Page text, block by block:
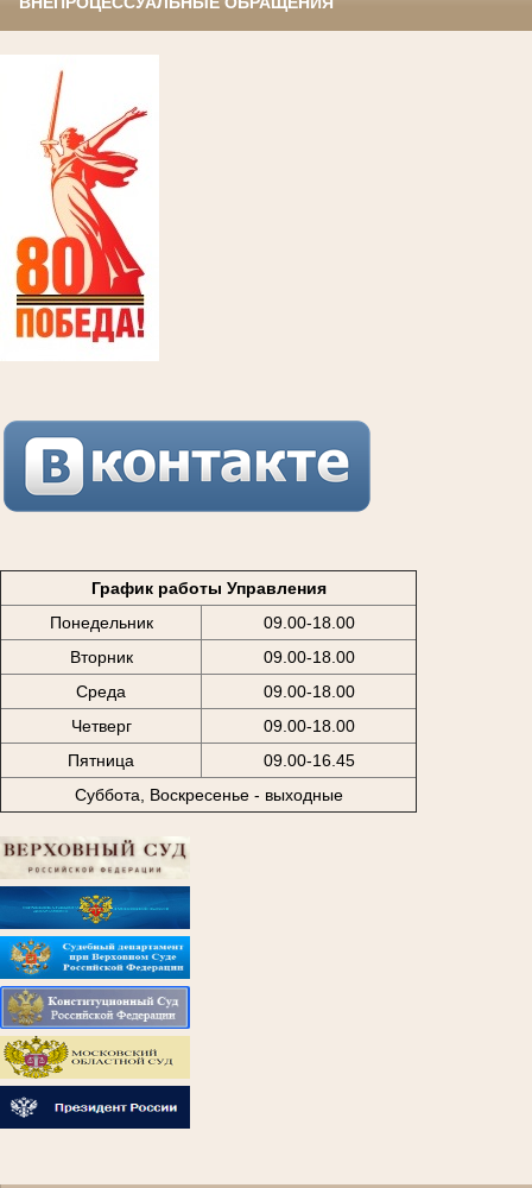
График работы Управления
Понедельник
09.00-18.00
Вторник
09.00-18.00
Среда
09.00-18.00
Четверг
09.00-18.00
Пятница
09.00-16.45
Суббота, Воскресенье - выходные